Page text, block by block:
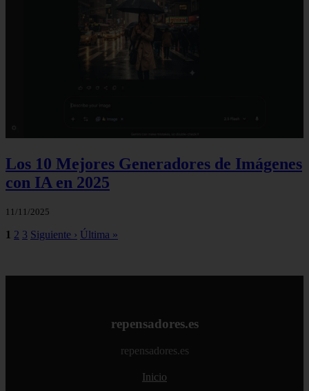
Los 10 Mejores Generadores de Imágenes
con IA en 2025
11/11/2025
1 2 3 Siguiente › Última »
repensadores.es
repensadores.es
Inicio